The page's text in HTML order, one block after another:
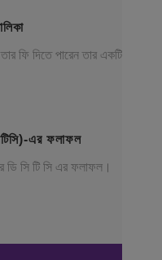
ফি দিতে পারেন তার একটি
এর ফলাফল
ডি সি টি সি এর ফলাফল।